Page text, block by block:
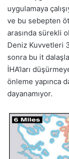
uygulamaya
ve bu sebepten
arasında sürekli
Deniz Kuvvetleri
sonra bu it
İHA’ları
önleme yapınca
dayanamıyor.